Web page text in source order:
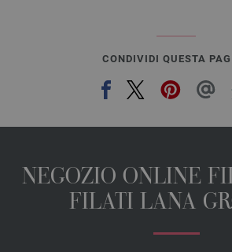
CONDIVIDI QUESTA
NEGOZIO ONLINE
FILATI LANA